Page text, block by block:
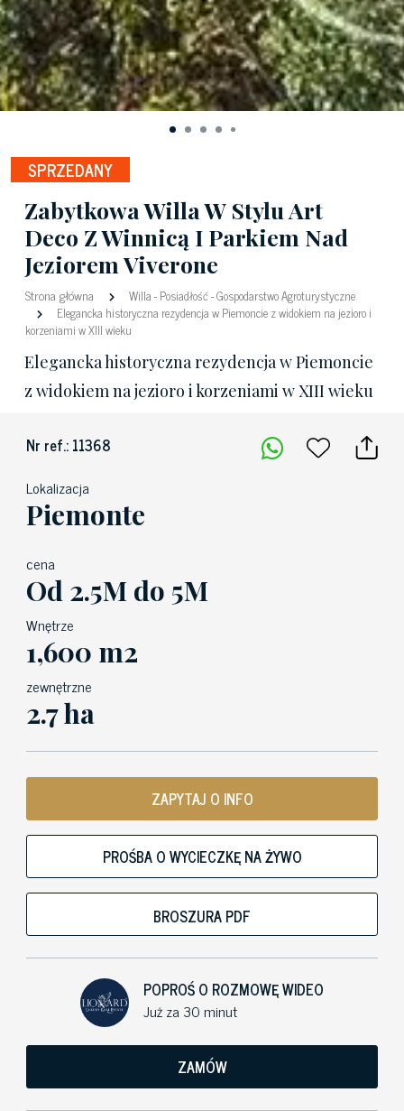
SPRZEDANY
Zabytkowa Willa W Stylu Art
Deco Z Winnicą I Parkiem Nad
Jeziorem Viverone
Strona główna Willa-Posiadłość-Gospodarstwo Agroturystyczne
Elegancka historyczna rezydencja w Piemoncie z widokiem na jezioro i
korzeniami w XIII wieku
Elegancka historyczna rezydencja w Piemoncie
z widokiem na jezioro i korzeniami w XIII wieku
Nr ref.: 11368
Lokalizacja
Piemonte
cena
Od 2.5M do 5M
Wnętrze
1,600 m2
zewnętrzne
2.7 ha
ZAPYTAJ O INFO
PROŚBA O WYCIECZKĘ NA ŻYWO
BROSZURA PDF
POPROŚ O ROZMOWĘ WIDEO
Już za 30 minut
ZAMÓW